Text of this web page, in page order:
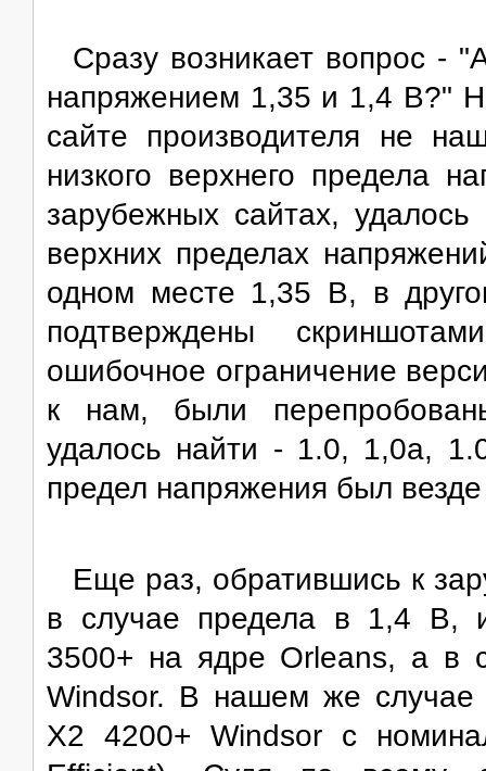
Сразу возникает вопрос -
напряжением 1,35 и 1,4 В?"
сайте производителя не
низкого верхнего предела
зарубежных сайтах,
верхних пределах
одном месте 1,35 В, в
подтверждены
ошибочное ограничение
к нам, были
удалось найти - 1.0, 1,0a,
предел напряжения был
Еще раз, обратившись к
в случае предела в 1,4 В,
3500+ на ядре Orleans, а в
Windsor. В нашем же случае
X2 4200+ Windsor с